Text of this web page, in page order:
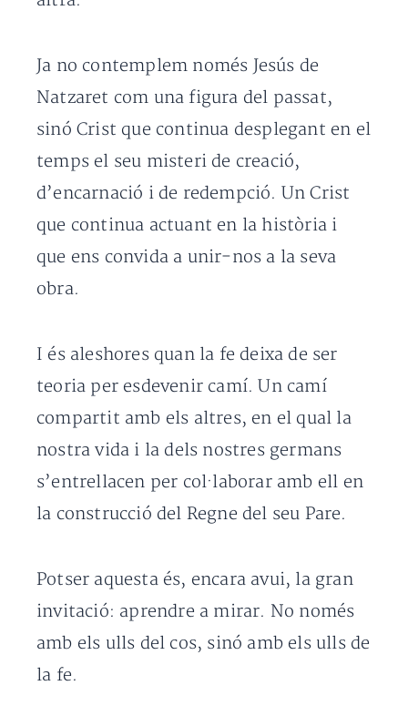
Ja no contemplem només Jesús de
Natzaret com una figura del passat,
sinó Crist que continua desplegant en el
temps el seu misteri de creació,
d’encarnació i de redempció. Un Crist
que continua actuant en la història i
que ens convida a unir-nos a la seva
obra.
I és aleshores quan la fe deixa de ser
teoria per esdevenir camí. Un camí
compartit amb els altres, en el qual la
nostra vida i la dels nostres germans
s’entrellacen per col·laborar amb ell en
la construcció del Regne del seu Pare.
Potser aquesta és, encara avui, la gran
invitació: aprendre a mirar. No només
amb els ulls del cos, sinó amb els ulls de
la fe.